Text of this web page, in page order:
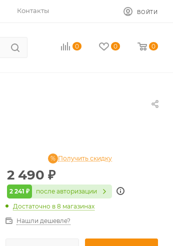
Контакты ВОЙТИ
0 0 0
2 490 ₽
2 241 ₽ после авторизации
Получить скидку
Достаточно в 8 магазинах
Нашли дешевле?